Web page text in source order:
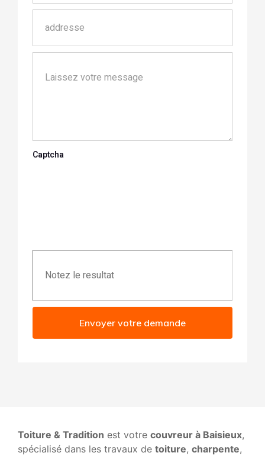
Captcha
Envoyer votre demande
Toiture & Tradition est votre couvreur à Baisieux,
spécialisé dans les travaux de toiture, charpente,